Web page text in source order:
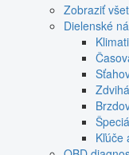
Zobraziť
Dielenské
Kľúče